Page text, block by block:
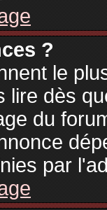
?
le
lire dès
du
par